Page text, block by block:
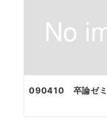
090410 卒論ゼミ